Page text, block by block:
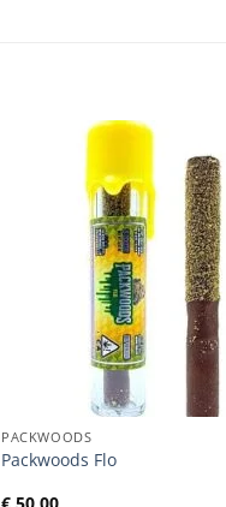
PACKWOODS
Packwoods Flo